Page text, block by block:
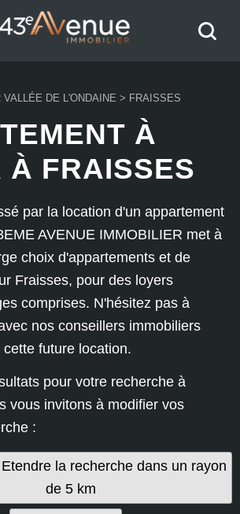
VALLÉE DE L'ONDAINE > FRAISSES
À
À FRAISSES
par la location d'un appartement
AVENUE IMMOBILIER met à
choix d'appartements et de
Fraisses, pour des loyers
comprises. N'hésitez pas à
nos conseillers immobiliers
future location.
pour votre recherche à
vous invitons à modifier vos
:
la recherche dans un rayon
de 5 km